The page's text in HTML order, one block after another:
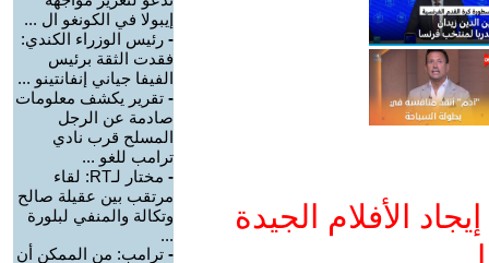
الأفلام الجيدة
إيبولا في الكونغو ال ...
- رئيس الوزراء الكندي:
فقدت الثقة برئيس
الفيفا جياني إنفانتينو ...
- تقرير يكشف معلومات
صادمة عن الرجل
المسلح قرب نادي
ترامب للغو ...
-
مختار لـRT: لقاء
مرتقب بين عقيلة صالح
وتكالة والمنفي لبلورة
...
- ترامب: من الممكن أن